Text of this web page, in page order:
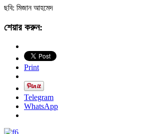
ছবি: মিজান আহমেদ
শেয়ার করুন:
Print
Telegram
WhatsApp